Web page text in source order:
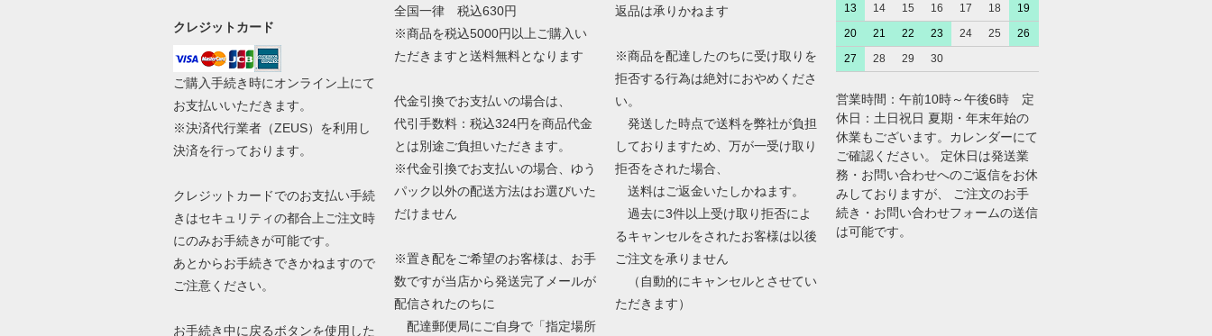
クレジットカード
ご購入手続き時にオンライン上にて
お支払いいただきます。
※決済代行業者（ZEUS）を利用し
決済を行っております。
クレジットカードでのお支払い手続
きはセキュリティの都合上ご注文時
にのみお手続きが可能です。
あとからお手続きできかねますので
ご注意ください。
お手続き中に戻るボタンを使用した
全国一律 税込630円
※商品を税込5000円以上ご購入い
ただきますと送料無料となります
代金引換でお支払いの場合は、
代引手数料：税込324円を商品代金
とは別途ご負担いただきます。
※代金引換でお支払いの場合、ゆう
パック以外の配送方法はお選びいた
だけません
※置き配をご希望のお客様は、お手
数ですが当店から発送完了メールが
配信されたのちに
配達郵便局にご自身で「指定場所
返品は承りかねます
※商品を配達したのちに受け取りを
拒否する行為は絶対におやめくださ
い。
発送した時点で送料を弊社が負担
しておりますため、万が一受け取り
拒否をされた場合、
送料はご返金いたしかねます。
過去に3件以上受け取り拒否によ
るキャンセルをされたお客様は以後
ご注文を承りません
（自動的にキャンセルとさせてい
ただきます）
13
14 15 16 17 18
19
20
21 22 23 24 25
26
27
28 29 30
営業時間：午前10時～午後6時 定
休日：土日祝日 夏期・年末年始の
休業もございます。カレンダーにて
ご確認ください。 定休日は発送業
務・お問い合わせへのご返信をお休
みしておりますが、 ご注文のお手
続き・お問い合わせフォームの送信
は可能です。